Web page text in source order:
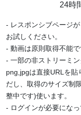
24時
- レスポンシブページ
お試しください。
- 動画は原則取得不能で
- 一部の非ストリーミ
png,jpgは直接URLを貼
だし、取得のサイズ制
整中です)使います。
- ログインが必要にな